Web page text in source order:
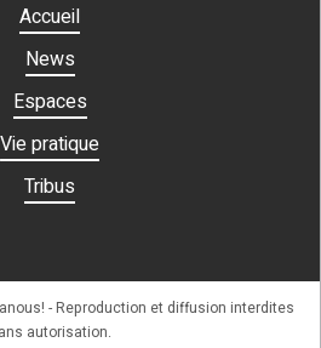
Accueil
News
Espaces
Vie pratique
Tribus
- Reproduction et diffusion interdites
autorisation.